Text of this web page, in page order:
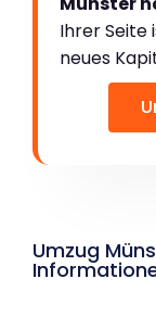
Ihrer Seite
neues
Umzug